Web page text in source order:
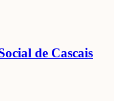
de Cascais